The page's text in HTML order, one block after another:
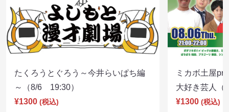
たくろうとぐろう～今井らいぱち編
～（8/6 19:30）
¥1300 (税込)
ミカボ土屋
大好き芸人
¥1300 (税込)